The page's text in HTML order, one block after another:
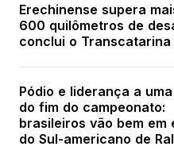
Erechinense supera
600 quilômetros de
conclui o
Pódio e liderança a
do fim do campeonato:
brasileiros vão bem em
do Sul-americano de